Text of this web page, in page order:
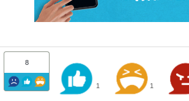
8
1 1